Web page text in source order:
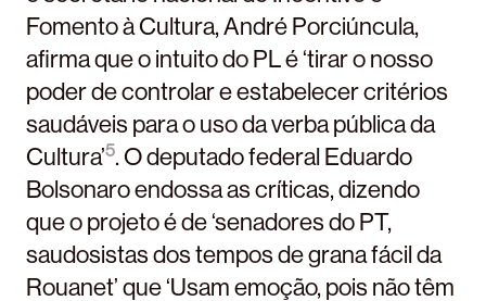
Fomento à Cultura, André Porciúncula,
afirma que o intuito do PL é ‘tirar o nosso
poder de controlar e estabelecer critérios
saudáveis para o uso da verba pública da
Cultura’5. O deputado federal Eduardo
Bolsonaro endossa as críticas, dizendo
que o projeto é de ‘senadores do PT,
saudosistas dos tempos de grana fácil da
Rouanet’ que ‘Usam emoção, pois não têm